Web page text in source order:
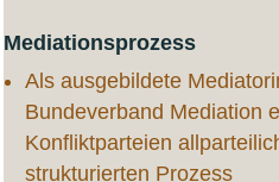
Mediationsprozess
Als ausgebildete
Bundeverband Mediation
Konfliktparteien
strukturierten Prozess